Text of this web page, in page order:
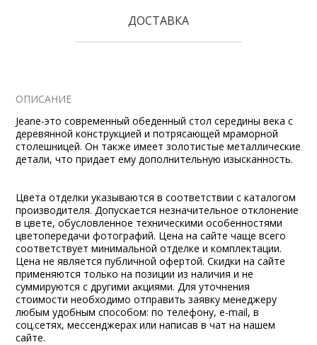
ДОСТАВКА
ОПИСАНИЕ
Jeane-это современный обеденный стол середины века с
деревянной конструкцией и потрясающей мраморной
столешницей. Он также имеет золотистые металлические
детали, что придает ему дополнительную изысканность.
Цвета отделки указываются в соответствии с каталогом
производителя. Допускается незначительное отклонение
в цвете, обусловленное техническими особенностями
цветопередачи фотографий. Цена на сайте чаще всего
соответствует минимальной отделке и комплектации.
Цена не является публичной офертой. Скидки на сайте
применяются только на позиции из наличия и не
суммируются с другими акциями. Для уточнения
стоимости необходимо отправить заявку менеджеру
любым удобным способом: по телефону, e-mail, в
соц.сетях, мессенджерах или написав в чат на нашем
сайте.